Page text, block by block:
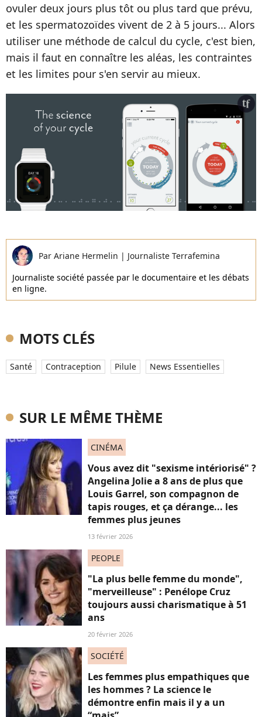
ovuler deux jours plus tôt ou plus tard que prévu,
et les spermatozoïdes vivent de 2 à 5 jours... Alors
utiliser une méthode de calcul du cycle, c'est bien,
mais il faut en connaître les aléas, les contraintes
et les limites pour s'en servir au mieux.
Par Ariane Hermelin | Journaliste Terrafemina
Journaliste société passée par le documentaire et les débats
en ligne.
MOTS CLÉS
Santé Contraception Pilule News Essentielles
SUR LE MÊME THÈME
CINÉMA
Vous avez dit "sexisme intériorisé" ?
Angelina Jolie a 8 ans de plus que
Louis Garrel, son compagnon de
tapis rouges, et ça dérange... les
femmes plus jeunes
13 février 2026
PEOPLE
"La plus belle femme du monde",
"merveilleuse" : Penélope Cruz
toujours aussi charismatique à 51
ans
20 février 2026
SOCIÉTÉ
Les femmes plus empathiques que
les hommes ? La science le
démontre enfin mais il y a un